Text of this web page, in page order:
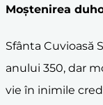
Moștenirea
Sfânta Cuvioasă
anului 350, dar
vie în inimile